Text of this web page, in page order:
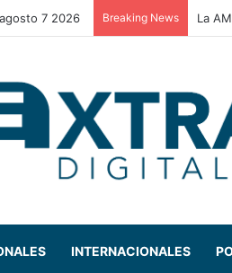
7 2026 Breaking News
INTERNACIONALES